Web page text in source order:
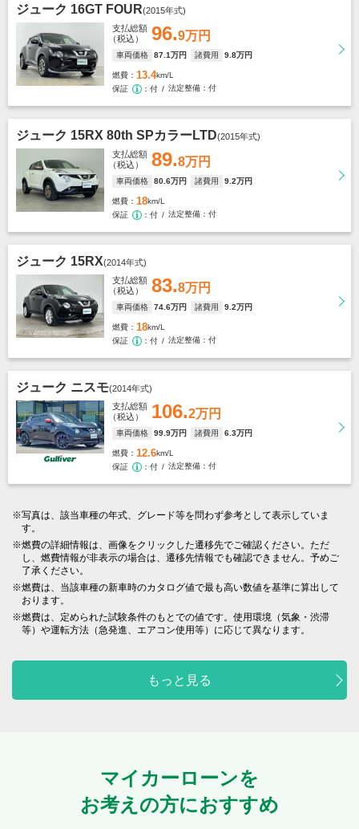
ジューク 16GT FOUR(2015年式)
96.9万円
支払総額
（税込）
車両価格 87.1万円 諸費用 9.8万円
燃費 13.4km/L
保証
付 法定整備 付
ジューク 15RX 80th SPカラーLTD(2015年式)
89.8万円
支払総額
（税込）
車両価格 80.6万円 諸費用 9.2万円
燃費 18km/L
保証
付 法定整備 付
ジューク 15RX(2014年式)
83.8万円
支払総額
（税込）
車両価格 74.6万円 諸費用 9.2万円
燃費 18km/L
保証
付 法定整備 付
ジューク ニスモ(2014年式)
106.2万円
支払総額
（税込）
車両価格 99.9万円 諸費用 6.3万円
燃費 12.6km/L
保証
付 法定整備 付
写真は、該当車種の年式、グレード等を問わず参考として表示していま
す。
燃費の詳細情報は、画像をクリックした遷移先でご確認ください。ただ
し、燃費情報が非表示の場合は、遷移先情報でも確認できません。予めご
了承ください。
燃費は、当該車種の新車時のカタログ値で最も高い数値を基準に算出して
おります。
燃費は、定められた試験条件のもとでの値です。使用環境（気象・渋滞
等）や運転方法（急発進、エアコン使用等）に応じて異なります。
もっと見る
マイカーローンを
お考えの方におすすめ